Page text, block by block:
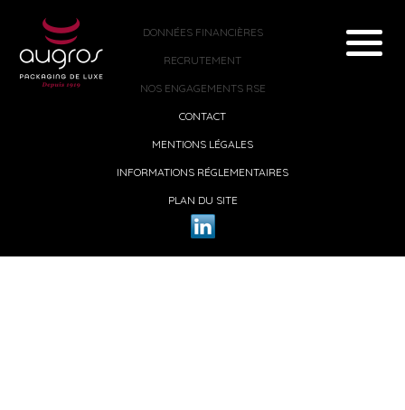
DONNÉES FINANCIÈRES
RECRUTEMENT
NOS ENGAGEMENTS RSE
CONTACT
MENTIONS LÉGALES
INFORMATIONS RÉGLEMENTAIRES
PLAN DU SITE